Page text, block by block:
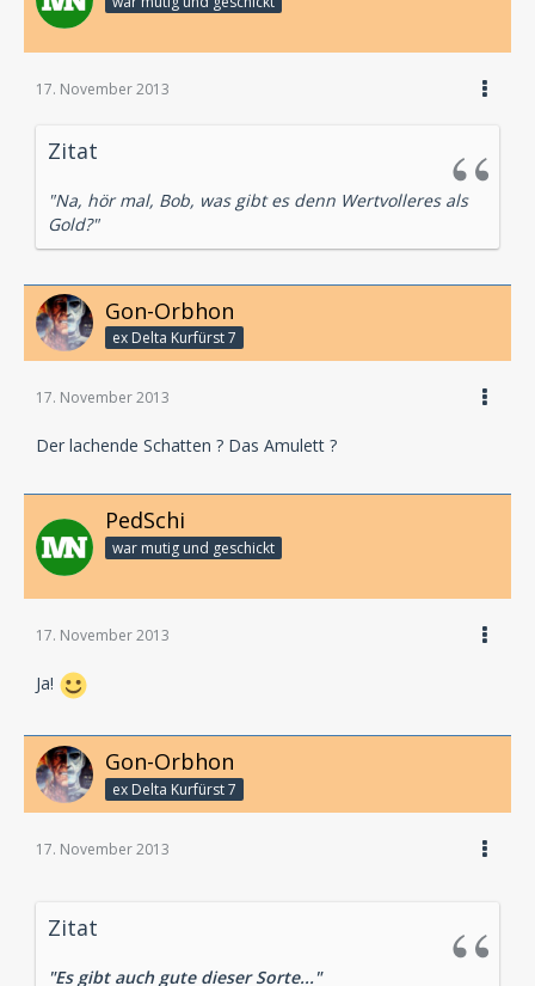
17. November 2013
Zitat
"Na, hör mal, Bob, was gibt es denn Wertvolleres als
Gold?"
Gon-Orbhon
ex Delta Kurfürst 7
17. November 2013
Der lachende Schatten ? Das Amulett ?
PedSchi
war mutig und geschickt
17. November 2013
Ja!
Gon-Orbhon
ex Delta Kurfürst 7
17. November 2013
Zitat
"Es gibt auch gute dieser Sorte..."